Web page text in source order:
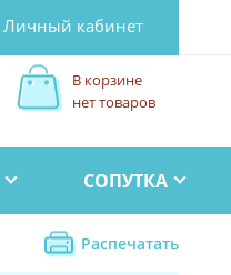
Личный кабинет
В корзине
нет товаров
СОПУТКА
Распечатать